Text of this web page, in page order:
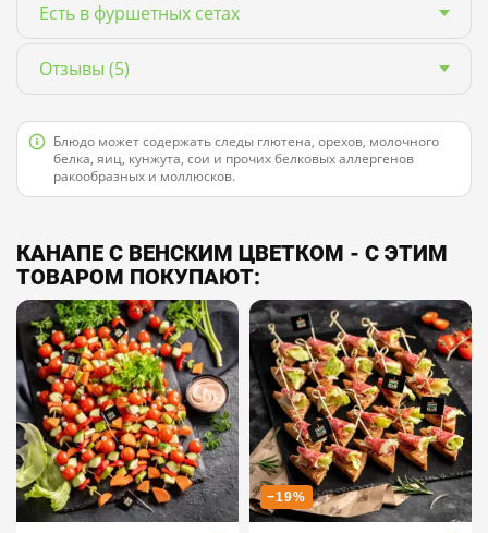
Есть в фуршетных сетах
Отзывы (5)
Блюдо может содержать следы глютена, орехов, молочного
белка, яиц, кунжута, сои и прочих белковых аллергенов
ракообразных и моллюсков.
КАНАПЕ С ВЕНСКИМ ЦВЕТКОМ - С ЭТИМ
ТОВАРОМ ПОКУПАЮТ:
−19%